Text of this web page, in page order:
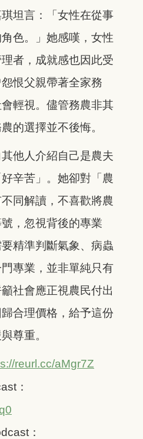
坦言：「女性在從事
色。」她感嘆，女性
者，成就感也因此受
恨父親帶著全家務
輕視。儘管務農非其
的選擇並不後悔。
他人介紹自己是農夫
辛苦」。她卻對「農
同解讀，不喜歡將農
，忽視背後的專業
精準判斷氣象、病蟲
專業，並非單純只有
社會應正視農民付出
合理價格，給予這份
尊重。
reurl.cc/aMgr7Z
：
：